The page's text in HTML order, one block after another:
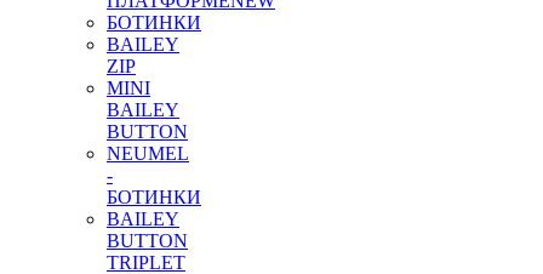
БОТИНКИ
BAILEY
ZIP
MINI
BAILEY
BUTTON
NEUMEL
-
БОТИНКИ
BAILEY
BUTTON
TRIPLET